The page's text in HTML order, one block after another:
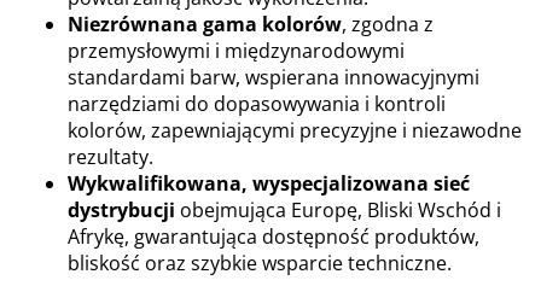
Niezrównana gama kolorów, zgodna z
przemysłowymi i międzynarodowymi
standardami barw, wspierana innowacyjnymi
narzędziami do dopasowywania i kontroli
kolorów, zapewniającymi precyzyjne i niezawodne
rezultaty.
Wykwalifikowana, wyspecjalizowana sieć
dystrybucji obejmująca Europę, Bliski Wschód i
Afrykę, gwarantująca dostępność produktów,
bliskość oraz szybkie wsparcie techniczne.